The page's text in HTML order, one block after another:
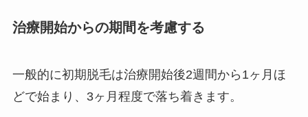
治療開始からの期間を考慮する
一般的に初期脱毛は治療開始後2週間から1ヶ月ほ
どで始まり、3ヶ月程度で落ち着きます。